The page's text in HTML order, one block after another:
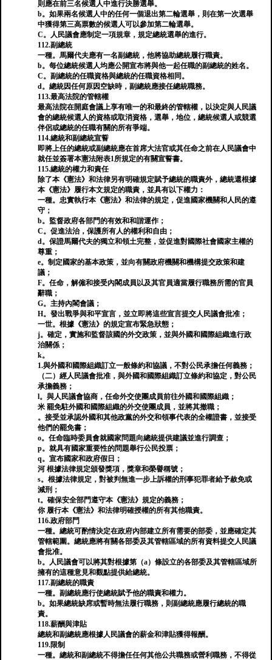
則應在前三名候選人中進行決勝選舉。
b。如果兩名候選人中的任何一個退出第二輪選舉，則在第一次選舉
中獲得第三高票數的候選人可以參加第二輪選舉。
C。人民議會應制定一項規章，規定總統選舉的進行。
112.副總統
一種。馬爾代夫應有一名副總統，他將協助總統履行職責。
b。每位總統候選人均應公開宣布將與他一起任職的副總統的姓名。
C。副總統的任職資格與總統的任職資格相同。
d。總統因任何原因空缺時，副總統應接任總統職務。
113.最高法院的管轄權
最高法院在開庭會議上享有唯一的和最終的管轄權，以決定與人民議
會的總統候選人的資格或取消資格，選舉，地位，總統候選人或競選
伴侶或總統的任職有關的所有爭端。
114.總統和副總統宣誓
即將上任的總統或副總統應在首席大法官或其任命之前在人民議會中
就任並簽署本憲法附表1所規定的有關宣誓書。
115.總統的權力和責任
除了本《憲法》和法律另有明確規定賦予總統的職責外，總統還根據
本《憲法》履行本文規定的職責，並具有以下權力：
一種。忠實執行本《憲法》和法律的規定，促進國家機關和人民的遵
守；
b。監督政府各部門的有效和和諧運作；
C。促進法治，保護所有人的權利和自由；
d。保證馬爾代夫的獨立和領土完整，並促進對國際社會國家主權的
尊重；
e。制定國家的基本政策，並向有關政府機關和機構提交政策和建
議；
F。任命，解僱和接受內閣成員以及其官員適當履行職務所需的官員
辭職；
G。主持內閣會議；
H。發出戰爭與和平宣言，並立即將這些宣言提交人民議會批准；
一世。根據《憲法》的規定宣布緊急狀態；
j。確定，實施和監督該國的外交政策，並與外國和國際組織進行政
治關係；
k。
1.與外國和國際組織訂立一般條約和協議，不對公民承擔任何義務；
（二）經人民議會批准，與外國和國際組織訂立條約和協定，對公民
承擔義務；
l。與人民議會協商，任命外交使團成員前往外國和國際組織；
米 罷免駐外國和國際組織的外交使團成員，並將其撤職；
。接受並承認外國和其他政黨的外交和領事代表的全權證書，並接受
他們的罷免書；
o。任命臨時委員會就國家問題向總統提供建議並進行調查；
p。就具有國家重要性的問題舉行公民投票；
q。宣布國家和政府假日；
河 根據法律規定頒發獎項，獎章和榮譽稱號；
s。根據法律規定，對被判無進一步上訴權的刑事犯罪者給予赦免或
減刑；
t。確保安全部門遵守本《憲法》規定的義務；
你 履行本《憲法》和法律明確授權的所有其他職責。
116.政府部門
一種。總統可酌情決定在政府內部建立所有需要的部委，並應確定其
管轄範圍。總統應將有關各部委及其管轄區域的所有資料提交人民議
會批准。
b。人民議會可以將其對根據第（a）條設立的各部委及其管轄區域所
擁有的這種意見和觀點提供給總統。
117.副總統的職責
一種。副總統應行使總統賦予他的職責和權力。
b。如果總統缺席或暫時無法履行職務，則副總統應履行總統的職
責。
118.薪酬與津貼
總統和副總統應根據人民議會的薪金和津貼獲得報酬。
119.限制
一種。總統和副總統不得擔任任何其他公共職務或營利職務，不得從